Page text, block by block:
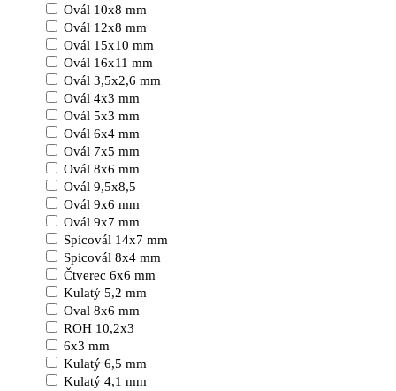
Ovál 10x8 mm
Ovál 12x8 mm
Ovál 15x10 mm
Ovál 16x11 mm
Ovál 3,5x2,6 mm
Ovál 4x3 mm
Ovál 5x3 mm
Ovál 6x4 mm
Ovál 7x5 mm
Ovál 8x6 mm
Ovál 9,5x8,5
Ovál 9x6 mm
Ovál 9x7 mm
Spicovál 14x7 mm
Spicovál 8x4 mm
Čtverec 6x6 mm
Kulatý 5,2 mm
Oval 8x6 mm
ROH 10,2x3
6x3 mm
Kulatý 6,5 mm
Kulatý 4,1 mm